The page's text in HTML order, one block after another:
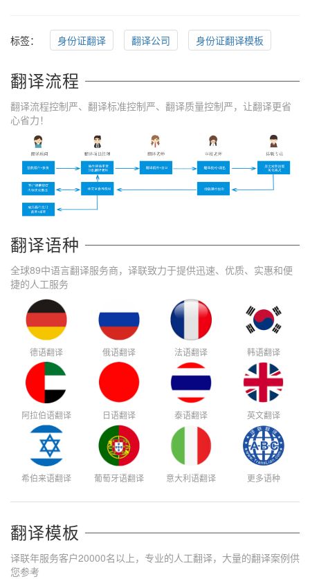
标签： 身份证翻译 翻译公司 身份证翻译模板
翻译流程
翻译流程控制严、翻译标准控制严、翻译质量控制严，让翻译更省
心省力！
翻译语种
全球89中语言翻译服务商，译联致力于提供迅速、优质、实惠和便
捷的人工服务
德语翻译 俄语翻译 法语翻译 韩语翻译
阿拉伯语翻译 日语翻译 泰语翻译 英文翻译
希伯来语翻译 葡萄牙语翻译 意大利语翻译 更多语种
翻译模板
译联年服务客户20000名以上，专业的人工翻译，大量的翻译案例供
您参考